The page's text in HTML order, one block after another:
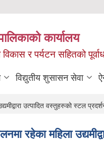
कार्यालय
र पर्यटन सहितको
विद्युतीय शुसासन सेवा
उत्पादित वस्तुहरुको स्टल
रहेका महिला